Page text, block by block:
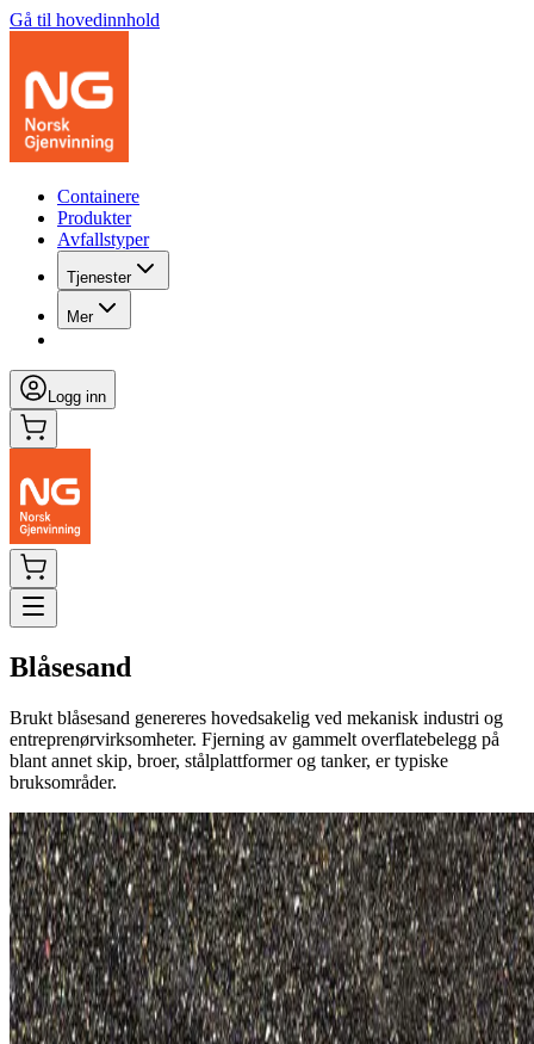
Gå til hovedinnhold
Containere
Produkter
Avfallstyper
Tjenester
Mer
Logg inn
Blåsesand
Brukt blåsesand genereres hovedsakelig ved mekanisk industri og
entreprenørvirksomheter. Fjerning av gammelt overflatebelegg på
blant annet skip, broer, stålplattformer og tanker, er typiske
bruksområder.